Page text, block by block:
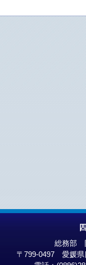
総務部
〒799-0497 愛媛県